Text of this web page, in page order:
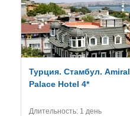
Турция. Стамбул. Amiral
Palace Hotel 4*
Длительность: 1 день